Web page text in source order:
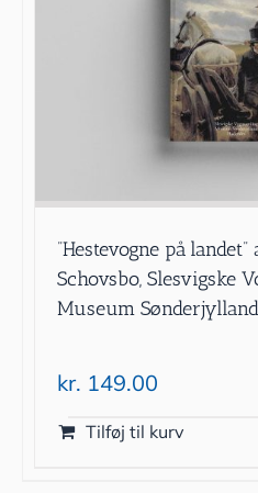
”Hestevogne på
Schovsbo, Slesvigske
Museum
kr. 149.00
Tilføj til kurv